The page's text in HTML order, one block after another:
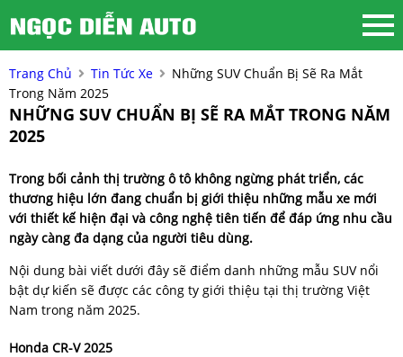
Trang Chủ Tin Tức Xe
Những SUV Chuẩn Bị Sẽ Ra Mắt
Trong Năm 2025
NHỮNG SUV CHUẨN BỊ SẼ RA MẮT TRONG NĂM
2025
Trong bối cảnh thị trường ô tô không ngừng phát triển, các
thương hiệu lớn đang chuẩn bị giới thiệu những mẫu xe mới
với thiết kế hiện đại và công nghệ tiên tiến để đáp ứng nhu cầu
ngày càng đa dạng của người tiêu dùng.
Nội dung bài viết dưới đây sẽ điểm danh những mẫu SUV nổi
bật dự kiến sẽ được các công ty giới thiệu tại thị trường Việt
Nam trong năm 2025.
Honda CR-V 2025